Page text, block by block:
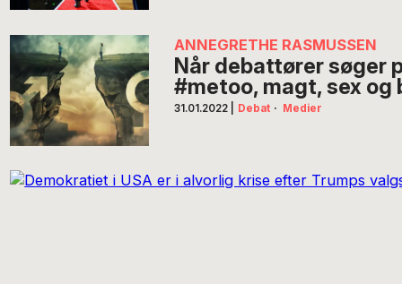
ANNEGRETHE RASMUSSEN
Når debattører søger
#metoo, magt, sex og
31.01.2022 Debat · Medier